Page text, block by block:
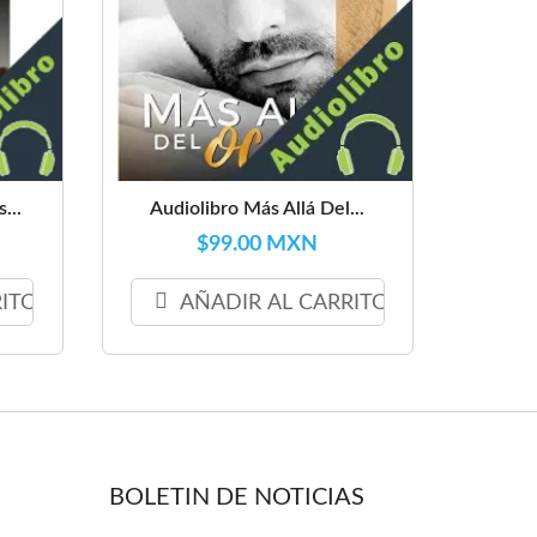
Audiolibro Más Allá Del...
$99.00 MXN
AÑADIR AL CARRITO
BOLETIN DE NOTICIAS